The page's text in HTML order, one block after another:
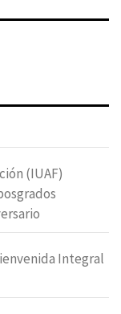
(IUAF)
Integral